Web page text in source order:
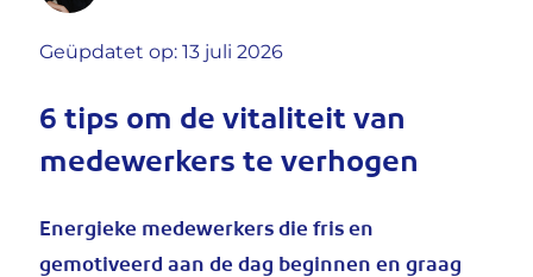
Geüpdatet op: 13 juli 2026
6 tips om de vitaliteit van
medewerkers te verhogen
Energieke medewerkers die fris en